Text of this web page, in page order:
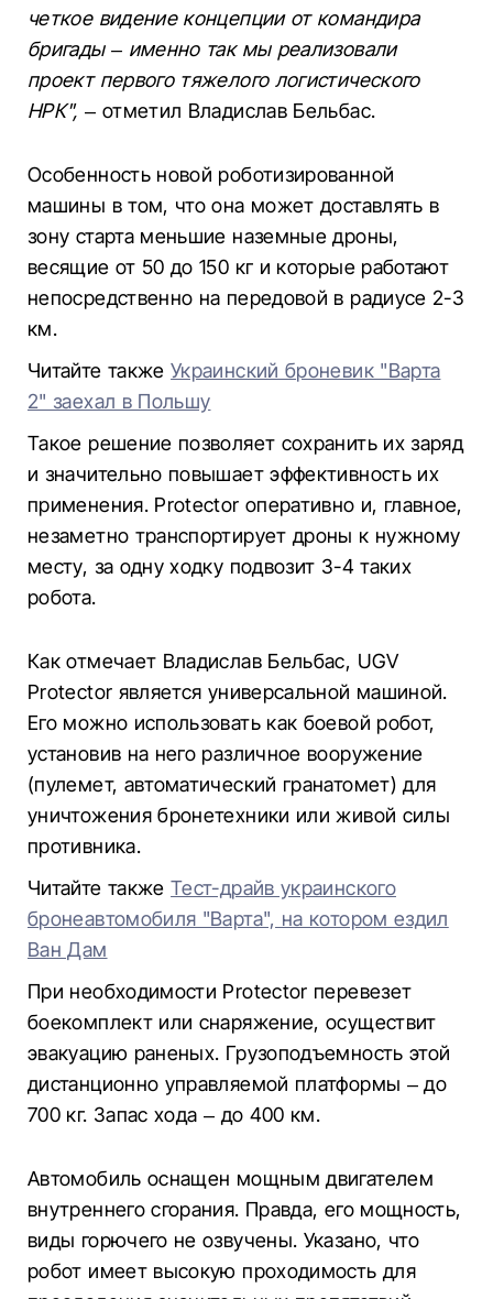
четкое видение концепции от командира
бригады – именно так мы реализовали
проект первого тяжелого логистического
НРК", – отметил Владислав Бельбас.
Особенность новой роботизированной
машины в том, что она может доставлять в
зону старта меньшие наземные дроны,
весящие от 50 до 150 кг и которые работают
непосредственно на передовой в радиусе 2-3
км.
Читайте такжеУкраинский броневик "Варта
2" заехал в Польшу
Такое решение позволяет сохранить их заряд
и значительно повышает эффективность их
применения. Protector оперативно и, главное,
незаметно транспортирует дроны к нужному
месту, за одну ходку подвозит 3-4 таких
робота.
Как отмечает Владислав Бельбас, UGV
Protector является универсальной машиной.
Его можно использовать как боевой робот,
установив на него различное вооружение
(пулемет, автоматический гранатомет) для
уничтожения бронетехники или живой силы
противника.
Читайте такжеТест-драйв украинского
бронеавтомобиля "Варта", на котором ездил
Ван Дам
При необходимости Protector перевезет
боекомплект или снаряжение, осуществит
эвакуацию раненых. Грузоподъемность этой
дистанционно управляемой платформы – до
700 кг. Запас хода – до 400 км.
Автомобиль оснащен мощным двигателем
внутреннего сгорания. Правда, его мощность,
виды горючего не озвучены. Указано, что
робот имеет высокую проходимость для